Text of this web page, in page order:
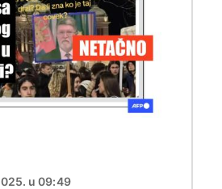
u 09:49